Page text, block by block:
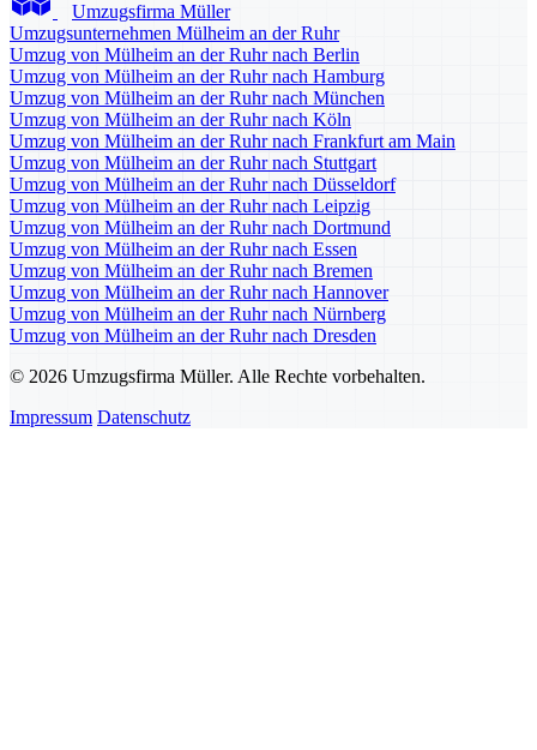
Umzugsfirma Müller
Umzugsunternehmen Mülheim an der Ruhr
Umzug von Mülheim an der Ruhr nach Berlin
Umzug von Mülheim an der Ruhr nach Hamburg
Umzug von Mülheim an der Ruhr nach München
Umzug von Mülheim an der Ruhr nach Köln
Umzug von Mülheim an der Ruhr nach Frankfurt am Main
Umzug von Mülheim an der Ruhr nach Stuttgart
Umzug von Mülheim an der Ruhr nach Düsseldorf
Umzug von Mülheim an der Ruhr nach Leipzig
Umzug von Mülheim an der Ruhr nach Dortmund
Umzug von Mülheim an der Ruhr nach Essen
Umzug von Mülheim an der Ruhr nach Bremen
Umzug von Mülheim an der Ruhr nach Hannover
Umzug von Mülheim an der Ruhr nach Nürnberg
Umzug von Mülheim an der Ruhr nach Dresden
© 2026 Umzugsfirma Müller. Alle Rechte vorbehalten.
Impressum Datenschutz